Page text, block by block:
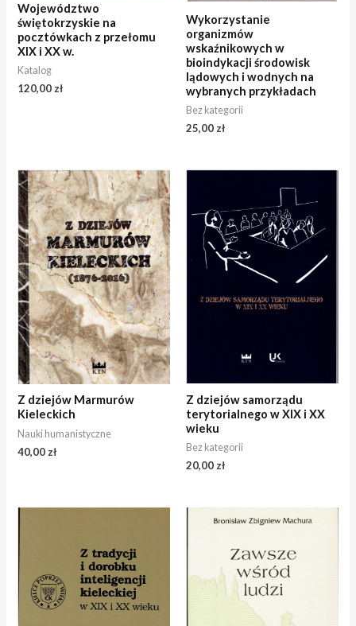
Województwo
świętokrzyskie na
pocztówkach z przełomu
XIX i XX w.
Katalog
120,00 zł
Wykorzystanie
organizmów
wskaźnikowych w
bioindykacji środowisk
lądowych i wodnych na
wybranych przykładach
Bez kategorii
25,00zł
Z dziejów Marmurów
Kieleckich
Nauki humanistyczne
40,00 zł
Z dziejów samorządu
terytorialnego w XIX i XX
wieku
Bez kategorii
20,00 zł